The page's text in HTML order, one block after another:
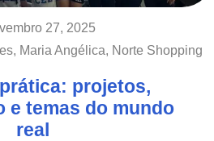
27, 2025
, Maria Angélica, Norte Shopping
projetos,
e temas do mundo
real